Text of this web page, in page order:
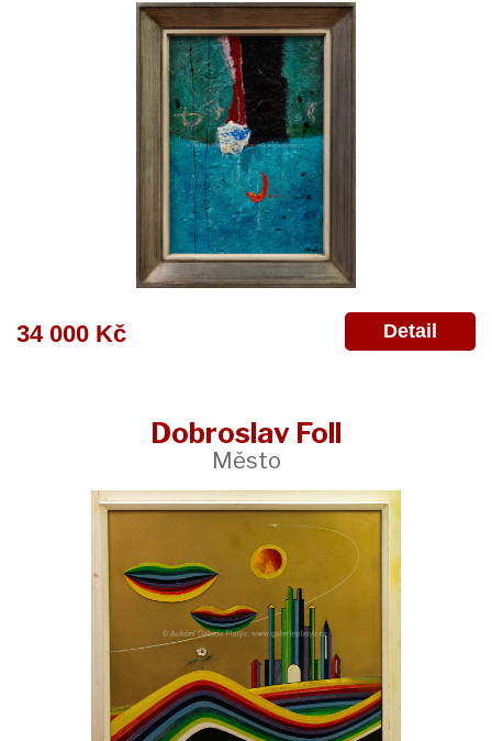
34 000 Kč Detail
Dobroslav Foll
Město